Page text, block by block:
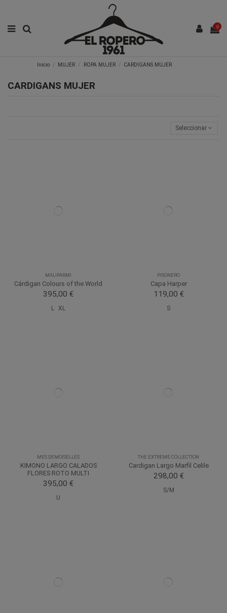
0
Inicio MUJER ROPA MUJER CARDIGANS MUJER
CARDIGANS MUJER
Seleccionar
MALIPARMI
Cárdigan Colours of the World
395,00 €
L XL
PISONERO
Capa Harper
119,00 €
S
MES DEMOISELLES
KIMONO LARGO CALADOS
FLORES ROTO MULTI
395,00 €
U
THE EXTREME COLLECTION
Cardigan Largo Marfil Celile
298,00 €
S/M